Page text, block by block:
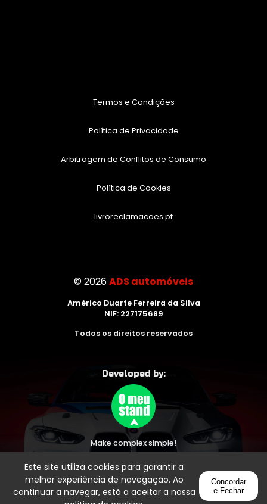
Este site utiliza cookies para garantir a
melhor experiência de navegação. Ao
continuar a navegar, está a aceitar a nossa
Concordar
e Fechar
Termos e Condições
Política de Privacidade
Arbitragem de Conflitos de Consumo
Política de Cookies
livroreclamacoes.pt
©2026ADS automóveis
Américo Duarte Ferreira da Silva
NIF: 227175689
Todos os direitos reservados
Developed by:
Make complex simple!